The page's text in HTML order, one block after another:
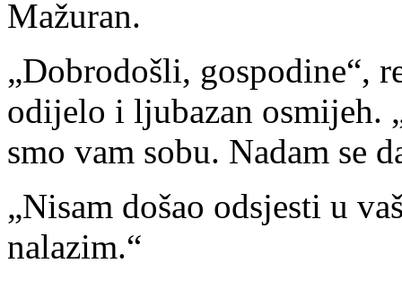
Mažuran.
„Dobrodošli, gospodine“,
odijelo i ljubazan osmijeh.
smo vam sobu. Nadam se
„Nisam došao odsjesti u
nalazim.“